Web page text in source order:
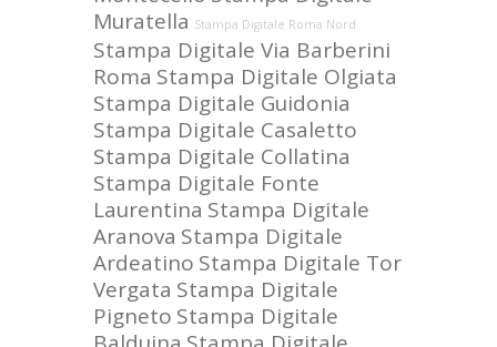
Muratella Stampa Digitale Roma Nord
Stampa Digitale Via Barberini
Roma Stampa Digitale Olgiata
Stampa Digitale Guidonia
Stampa Digitale Casaletto
Stampa Digitale Collatina
Stampa Digitale Fonte
Laurentina Stampa Digitale
Aranova Stampa Digitale
Ardeatino Stampa Digitale Tor
Vergata Stampa Digitale
Pigneto Stampa Digitale